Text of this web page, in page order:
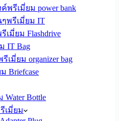
พรีเมี่ยม power bank
พรีเมี่ยม IT
มี่ยม Flashdrive
IT Bag
เมี่ยม organizer bag
Briefcase
Bottle
เมี่ยม